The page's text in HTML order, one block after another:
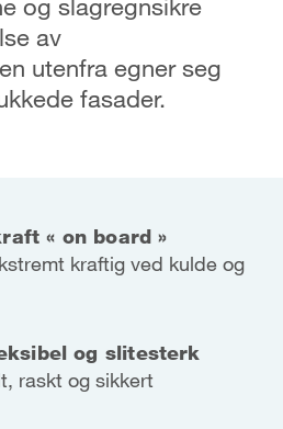
og slagregnsikre
av
utenfra egner seg
fasader.
« on board »
kraftig ved kulde og
og slitesterk
raskt og sikkert